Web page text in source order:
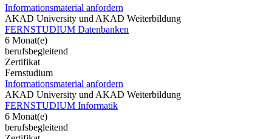
Informationsmaterial anfordern
AKAD University und AKAD Weiterbildung
FERNSTUDIUM Datenbanken
6 Monat(e)
berufsbegleitend
Zertifikat
Fernstudium
Informationsmaterial anfordern
AKAD University und AKAD Weiterbildung
FERNSTUDIUM Informatik
6 Monat(e)
berufsbegleitend